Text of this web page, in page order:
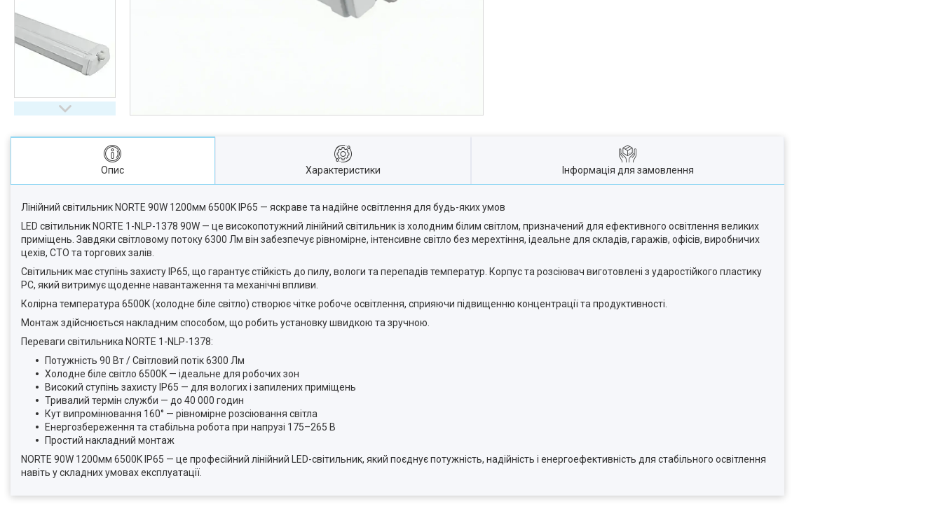
Опис Характеристики Інформація для замовлення
Лінійний світильник NORTE 90W 1200мм 6500K IP65 — яскраве та надійне освітлення для будь-яких умов
LED світильник NORTE 1-NLP-1378 90W — це високопотужний лінійний світильник із холодним білим світлом, призначений для ефективного освітлення великих
приміщень. Завдяки світловому потоку 6300 Лм він забезпечує рівномірне, інтенсивне світло без мерехтіння, ідеальне для складів, гаражів, офісів, виробничих
цехів, СТО та торгових залів.
Світильник має ступінь захисту IP65, що гарантує стійкість до пилу, вологи та перепадів температур. Корпус та розсіювач виготовлені з ударостійкого пластику
PC, який витримує щоденне навантаження та механічні впливи.
Колірна температура 6500K (холодне біле світло) створює чітке робоче освітлення, сприяючи підвищенню концентрації та продуктивності.
Монтаж здійснюється накладним способом, що робить установку швидкою та зручною.
Переваги світильника NORTE 1-NLP-1378:
Потужність 90 Вт / Світловий потік 6300 Лм
Холодне біле світло 6500K — ідеальне для робочих зон
Високий ступінь захисту IP65 — для вологих і запилених приміщень
Тривалий термін служби — до 40 000 годин
Кут випромінювання 160° — рівномірне розсіювання світла
Енергозбереження та стабільна робота при напрузі 175–265 В
Простий накладний монтаж
NORTE 90W 1200мм 6500K IP65 — це професійний лінійний LED-світильник, який поєднує потужність, надійність і енергоефективність для стабільного освітлення
навіть у складних умовах експлуатації.